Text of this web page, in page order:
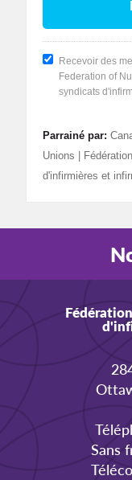
Recevoir des
Federation of
syndicats
Parrainé par:
Unions |
d'infirmières et
Sans